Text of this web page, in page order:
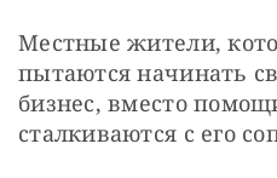
Местные жители,
пытаются начинать
бизнес, вместо
сталкиваются с его